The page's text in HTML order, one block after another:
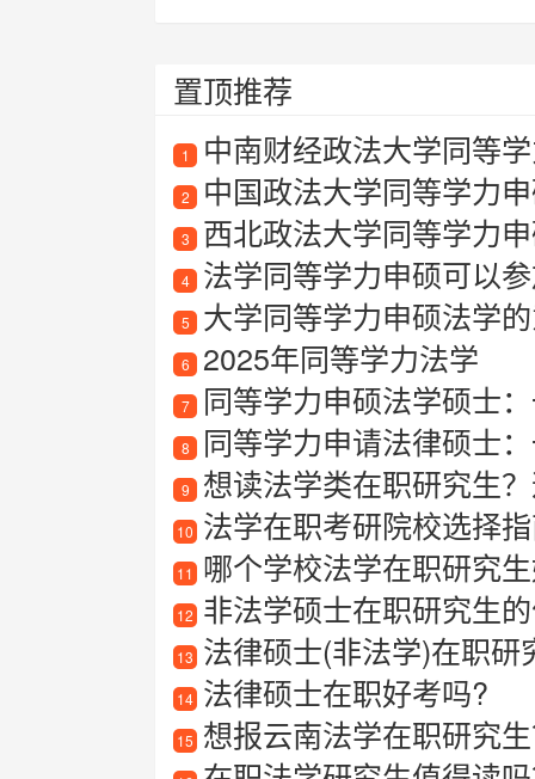
置顶推荐
1 中南财经政法大学同等
2 中国政法大学同等学力
3 西北政法大学同等学力
4 法学同等学力申硕可以
5 大学同等学力申硕法学
6 2025年同等学力法学
7 同等学力申硕法学硕士
8 同等学力申请法律硕士
9 想读法学类在职研究生？
10 法学在职考研院校选择
11 哪个学校法学在职研究
12 非法学硕士在职研究生
13 法律硕士(非法学)在职研
14 法律硕士在职好考吗?
15 想报云南法学在职研究生